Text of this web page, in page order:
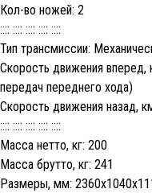
Кол-во ножей: 2
:::: :::: :::: :::: ::::
Тип трансмиссии:
Скорость движения
передач переднего хода)
Скорость движения назад,
:::: :::: :::: :::: ::::
Масса нетто, кг: 200
Масса брутто, кг: 241
Размеры, мм: